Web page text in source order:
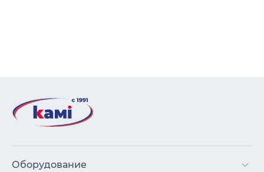
Оборудование